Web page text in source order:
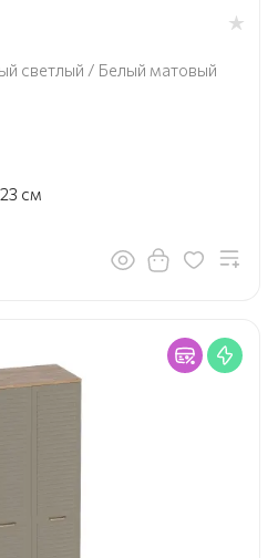
светлый / Белый матовый
см